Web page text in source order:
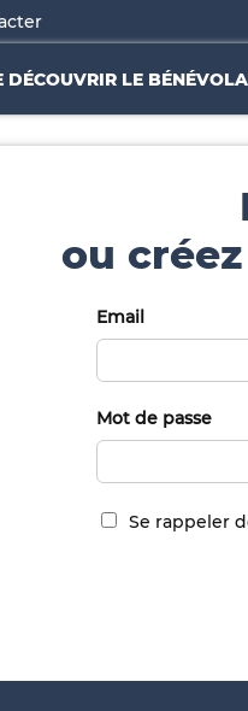
DÉCOUVRIR LE
ou
Email
Mot de passe
Se rappeler